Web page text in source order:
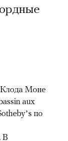
Клода Моне
aux
по
В